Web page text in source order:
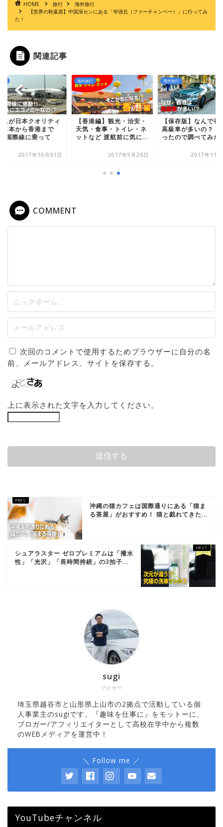
HOME 旅行
海外旅行
【世界の秋葉原】中国深センにある「华强北（ファーチャンペー）」に行ってみ
た！
関連記事
港編】観光・治安・
食事・トイレ・ネ
など 渡航前に気に...
2017年9月26日
海外旅行
【保存版】なんで香港は
高級車が多いの？ 気にな
ったので調べてみた！
2017年11月14日
海外旅行
【これが日本クオリ
ー】日本から香港ま
JALの国際線に乗って
2017年10
COMMENT
次回のコメントで使用するためブラウザーに自分の名
前、メールアドレス、サイトを保存する。
上に表示された文字を入力してください。
沖縄の猫カフェは国際通りにある「猫ま
る茶屋」がおすすめ！ 猫と戯れてきた...
シュアラスター ゼロプレミアムは「撥水
性」「光沢」「長時間持続」の3拍子...
ブロガー
sugi
埼玉県越谷市と山形県上山市の2拠点で活動している個
人事業主のsugiです。『趣味を仕事に』をモットーに、
ブロガー/アフィリエイターとして高校在学中から複数
のWEBメディアを運営中！
＼ Follow me ／
YouTubeチャンネル